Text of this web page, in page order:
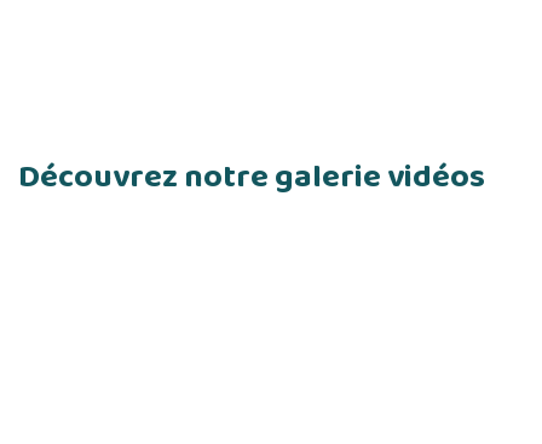
Découvrez notre galerie vidéos